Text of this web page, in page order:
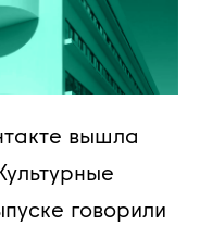
вышла
говорили